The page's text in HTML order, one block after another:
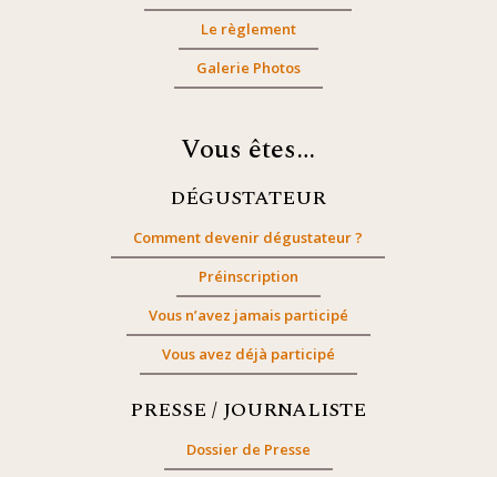
Le règlement
Galerie Photos
Vous êtes…
DÉGUSTATEUR
Comment devenir dégustateur ?
Préinscription
Vous n’avez jamais participé
Vous avez déjà participé
PRESSE / JOURNALISTE
Dossier de Presse